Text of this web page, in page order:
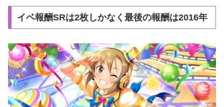
イベ報酬SRは2枚しかなく最後の報酬は2016年